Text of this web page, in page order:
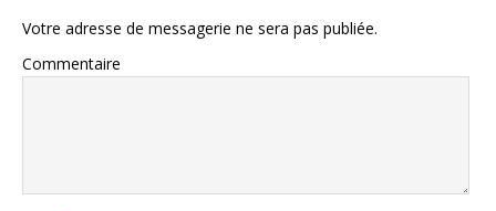
Votre adresse de messagerie ne sera pas publiée.
Commentaire